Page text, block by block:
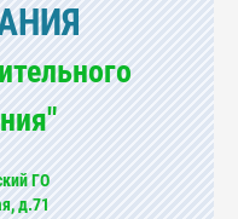
ГО
д.71